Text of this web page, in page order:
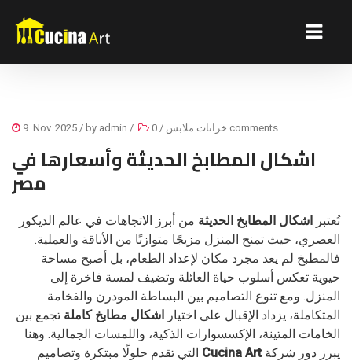
9. Nov. 2025 / by admin / خزانات ملابس / 0 comments
اشكال المطابخ الحديثة وأسعارها في
مصر
تُعتبر اشكال المطابخ الحديثة من أبرز الاتجاهات في عالم الديكور
العصري، حيث تمنح المنزل مزيجًا متوازنًا من الأناقة والعملية.
فالمطبخ لم يعد مجرد مكان لإعداد الطعام، بل أصبح مساحة
حيوية تعكس أسلوب حياة العائلة وتضيف لمسة فاخرة إلى
المنزل. ومع تنوع التصاميم بين البساطة المودرن والفخامة
المتكاملة، يزداد الإقبال على اختيار اشكال مطابخ كاملة تجمع بين
الخامات المتينة، الإكسسوارات الذكية، واللمسات الجمالية. وهنا
يبرز دور شركة Cucina Art التي تقدم حلولًا مبتكرة وتصاميم